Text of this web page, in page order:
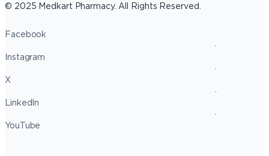
© 2025 Medkart Pharmacy. All Rights Reserved.
Facebook
Instagram
X
LinkedIn
YouTube